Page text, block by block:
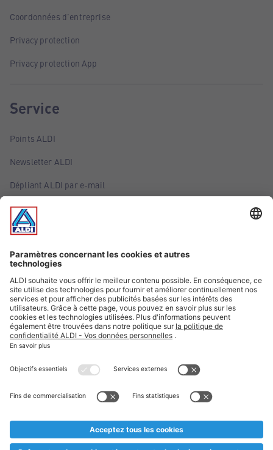
Coordonnées d'entreprise
Privacy protection
Privacy protection App
Service
Points ALDI
Newsletter ALDI
Dépliant ALDI par e-mail
Offres
Infos essentielles
Suivez ALDI Belgique
Textes marqués d'un astérisque et mentions légales
* Nous vendons ces articles temporairement et jusqu'à
au cas où, malgré le planning bien étudié, nous serions
prématurément en rupture de stock. Prix Recupel et TVA incl.
** Sur ce site, l’utilisation de la forme masculine a été adoptée